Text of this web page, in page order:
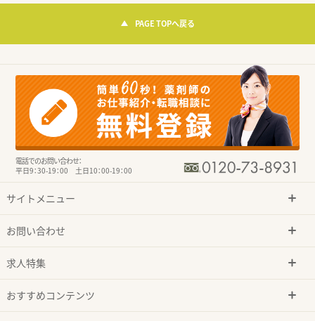
PAGE TOPへ戻る
電話でのお問い合わせ：
平日9：30-19：00 土日10：00-19：00
サイトメニュー
お問い合わせ
求人特集
おすすめコンテンツ